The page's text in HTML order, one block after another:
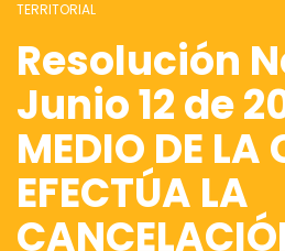
TERRITORIAL
Resolución
Junio 12 de
MEDIO DE LA
EFECTÚA LA